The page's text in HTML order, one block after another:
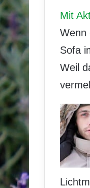
Mit
Wenn
Sofa
Weil